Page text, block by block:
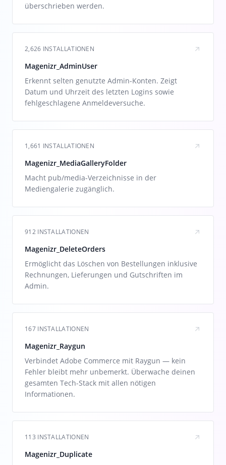
überschrieben werden.
2,626 INSTALLATIONEN
Magenizr_AdminUser
Erkennt selten genutzte Admin-Konten. Zeigt
Datum und Uhrzeit des letzten Logins sowie
fehlgeschlagene Anmeldeversuche.
1,661 INSTALLATIONEN
Magenizr_MediaGalleryFolder
Macht pub/media-Verzeichnisse in der
Mediengalerie zugänglich.
912 INSTALLATIONEN
Magenizr_DeleteOrders
Ermöglicht das Löschen von Bestellungen inklusive
Rechnungen, Lieferungen und Gutschriften im
Admin.
167 INSTALLATIONEN
Magenizr_Raygun
Verbindet Adobe Commerce mit Raygun — kein
Fehler bleibt mehr unbemerkt. Überwache deinen
gesamten Tech-Stack mit allen nötigen
Informationen.
113 INSTALLATIONEN
Magenizr_Duplicate